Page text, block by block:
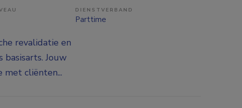
DIENSTVERBAND
Parttime
revalidatie en
Jouw
met cliënten...